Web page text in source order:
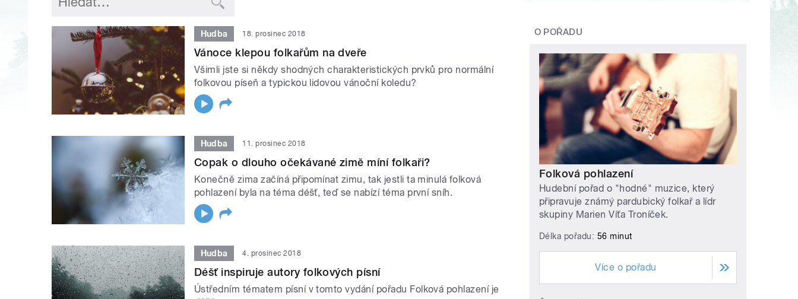
Hudba 18. prosinec 2018
Vánoce klepou folkařům na dveře
Všimli jste si někdy shodných charakteristických prvků pro normální
folkovou píseň a typickou lidovou vánoční koledu?
Hudba 11. prosinec 2018
Copak o dlouho očekávané zimě míní folkaři?
Konečně zima začíná připomínat zimu, tak jestli ta minulá folková
pohlazení byla na téma déšť, teď se nabízí téma první sníh.
Hudba 4. prosinec 2018
Déšť inspiruje autory folkových písní
Ústředním tématem písní v tomto vydání pořadu Folková pohlazení je
O POŘADU
Folková pohlazení
Hudební pořad o "hodné" muzice, který
připravuje známý pardubický folkař a lídr
skupiny Marien Víťa Troníček.
Délka pořadu: 56 minut
Více o pořadu